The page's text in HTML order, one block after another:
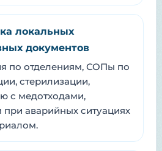
локальных
документов
по отделениям, СОПы по
стерилизации,
с медотходами,
при аварийных ситуациях